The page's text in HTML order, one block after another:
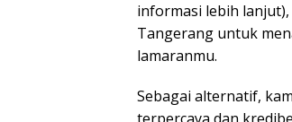
informasi lebih
Tangerang untuk
lamaranmu.
Sebagai alternatif,